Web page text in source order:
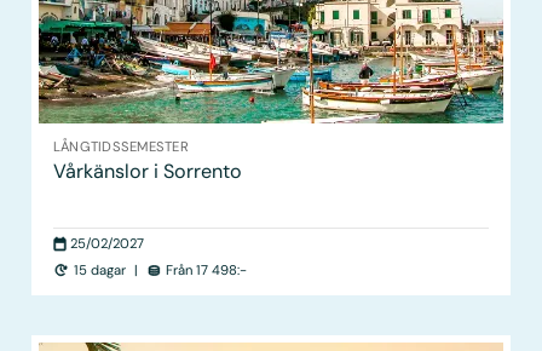
LÅNGTIDS­SEMESTER
Vårkänslor i Sorrento
25/02/2027
15 dagar | Från 17 498:-